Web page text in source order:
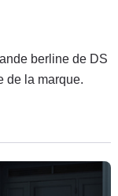
berline de DS
de la marque.